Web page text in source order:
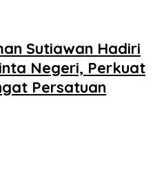
Sutiawan Hadiri
Negeri, Perkuat
Persatuan